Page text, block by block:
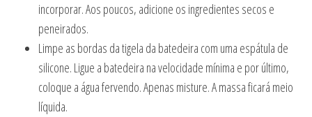
incorporar. Aos poucos, adicione os ingredientes secos e
peneirados.
Limpe as bordas da tigela da batedeira com uma espátula de
silicone. Ligue a batedeira na velocidade mínima e por último,
coloque a água fervendo. Apenas misture. A massa ficará meio
líquida.